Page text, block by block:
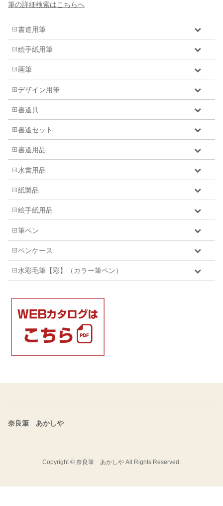
筆の詳細検索はこちらへ
書道用筆
絵手紙用筆
画筆
デザイン用筆
書道具
書道セット
書道用品
水書用品
紙製品
絵手紙用品
筆ペン
ペンケース
水彩毛筆【彩】（カラー筆ペン）
奈良筆 あかしや
Copyright © 奈良筆 あかしや All Rights Reserved.